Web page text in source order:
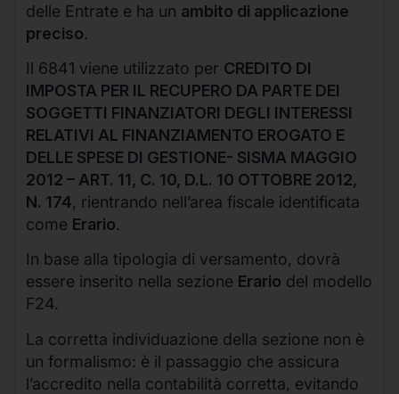
delle Entrate e ha un ambito di applicazione
preciso.
Il 6841 viene utilizzato per CREDITO DI
IMPOSTA PER IL RECUPERO DA PARTE DEI
SOGGETTI FINANZIATORI DEGLI INTERESSI
RELATIVI AL FINANZIAMENTO EROGATO E
DELLE SPESE DI GESTIONE- SISMA MAGGIO
2012 – ART. 11, C. 10, D.L. 10 OTTOBRE 2012,
N. 174, rientrando nell’area fiscale identificata
come Erario.
In base alla tipologia di versamento, dovrà
essere inserito nella sezione Erario del modello
F24.
La corretta individuazione della sezione non è
un formalismo: è il passaggio che assicura
l’accredito nella contabilità corretta, evitando